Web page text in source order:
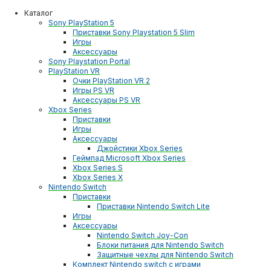
Каталог
Sony PlayStation 5
Приставки Sony Playstation 5 Slim
Игры
Аксессуары
Sony Playstation Portal
PlayStation VR
Очки PlayStation VR 2
Игры PS VR
Аксессуары PS VR
Xbox Series
Приставки
Игры
Аксессуары
Джойстики Xbox Series
Геймпад Microsoft Xbox Series
Xbox Series S
Xbox Series X
Nintendo Switch
Приставки
Приставки Nintendo Switch Lite
Игры
Аксессуары
Nintendo Switch Joy-Con
Блоки питания для Nintendo Switch
Защитные чехлы для Nintendo Switch
Комплект Nintendo switch с играми